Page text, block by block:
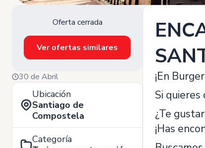
Oferta cerrada
Ver ofertas similares
30 de Abril
Ubicación
Santiago de
Compostela
Categoría
¡En
Si
¿Te
¡Has